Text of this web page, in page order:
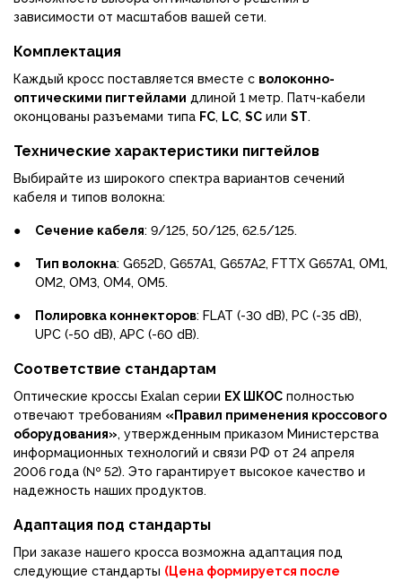
зависимости от масштабов вашей сети.
Комплектация
Каждый кросс поставляется вместе с волоконно-
оптическими пигтейлами длиной 1 метр. Патч-кабели
оконцованы разъемами типа FC, LC, SC или ST.
Технические характеристики пигтейлов
Выбирайте из широкого спектра вариантов сечений
кабеля и типов волокна:
● Сечение кабеля: 9/125, 50/125, 62.5/125.
● Тип волокна: G652D, G657A1, G657A2, FTTX G657A1, OM1,
OM2, OM3, OM4, OM5.
● Полировка коннекторов: FLAT (-30 dB), PC (-35 dB),
UPC (-50 dB), APC (-60 dB).
Соответствие стандартам
Оптические кроссы Exalan серии EX ШКОС полностью
отвечают требованиям «Правил применения кроссового
оборудования», утвержденным приказом Министерства
информационных технологий и связи РФ от 24 апреля
2006 года (№ 52). Это гарантирует высокое качество и
надежность наших продуктов.
Адаптация под стандарты
При заказе нашего кросса возможна адаптация под
следующие стандарты (Цена формируется после